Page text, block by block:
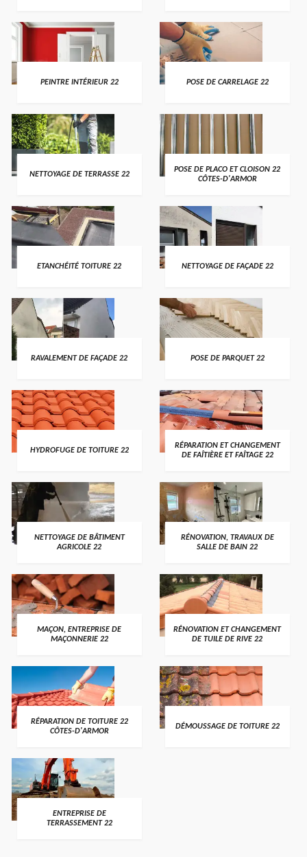
PEINTRE INTÉRIEUR 22 POSE DE CARRELAGE 22
NETTOYAGE DE TERRASSE 22
POSE DE PLACO ET CLOISON 22
CÔTES-D'ARMOR
ETANCHÉITÉ TOITURE 22 NETTOYAGE DE FAÇADE 22
RAVALEMENT DE FAÇADE 22 POSE DE PARQUET 22
HYDROFUGE DE TOITURE 22
RÉPARATION ET CHANGEMENT
DE FAÎTIÈRE ET FAÎTAGE 22
NETTOYAGE DE BÂTIMENT
AGRICOLE 22
RÉNOVATION, TRAVAUX DE
SALLE DE BAIN 22
MAÇON, ENTREPRISE DE
MAÇONNERIE 22
RÉNOVATION ET CHANGEMENT
DE TUILE DE RIVE 22
RÉPARATION DE TOITURE 22
CÔTES-D'ARMOR
DÉMOUSSAGE DE TOITURE 22
ENTREPRISE DE
TERRASSEMENT 22